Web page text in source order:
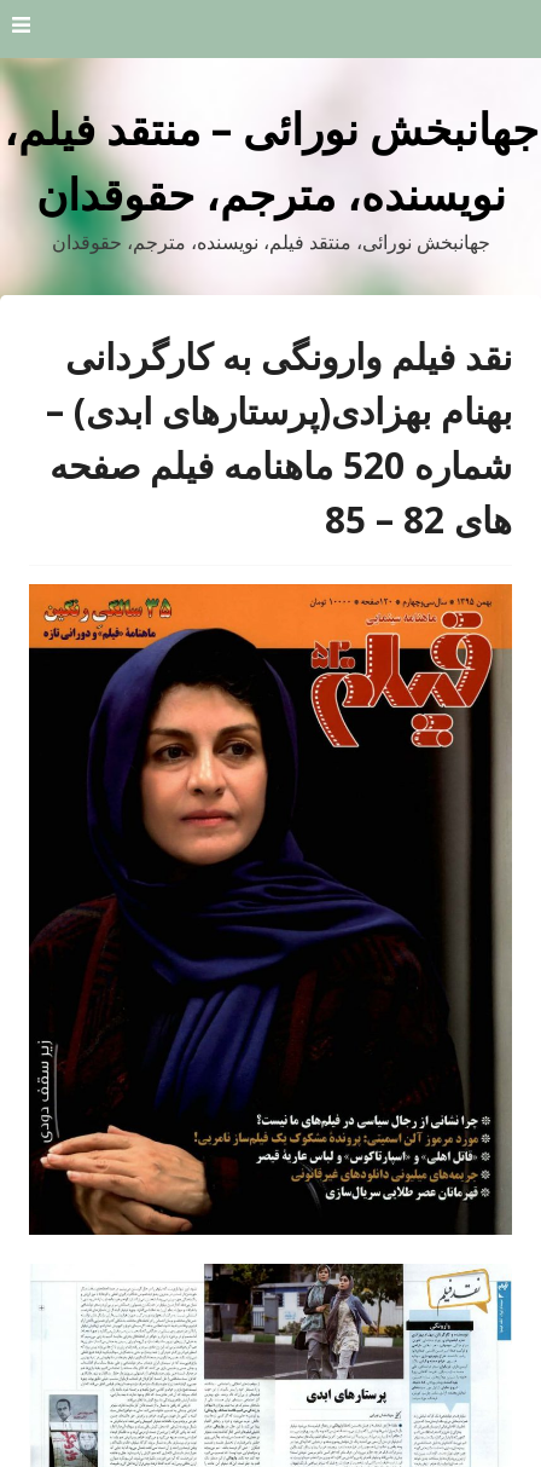
جهانبخش نورائی – منتقد فیلم،
نویسنده، مترجم، حقوقدان
جهانبخش نورائی، منتقد فیلم، نویسنده، مترجم، حقوقدان
نقد فیلم وارونگی به کارگردانی
بهنام بهزادی(پرستارهای ابدی) –
شماره 520 ماهنامه فیلم صفحه
های 82 – 85